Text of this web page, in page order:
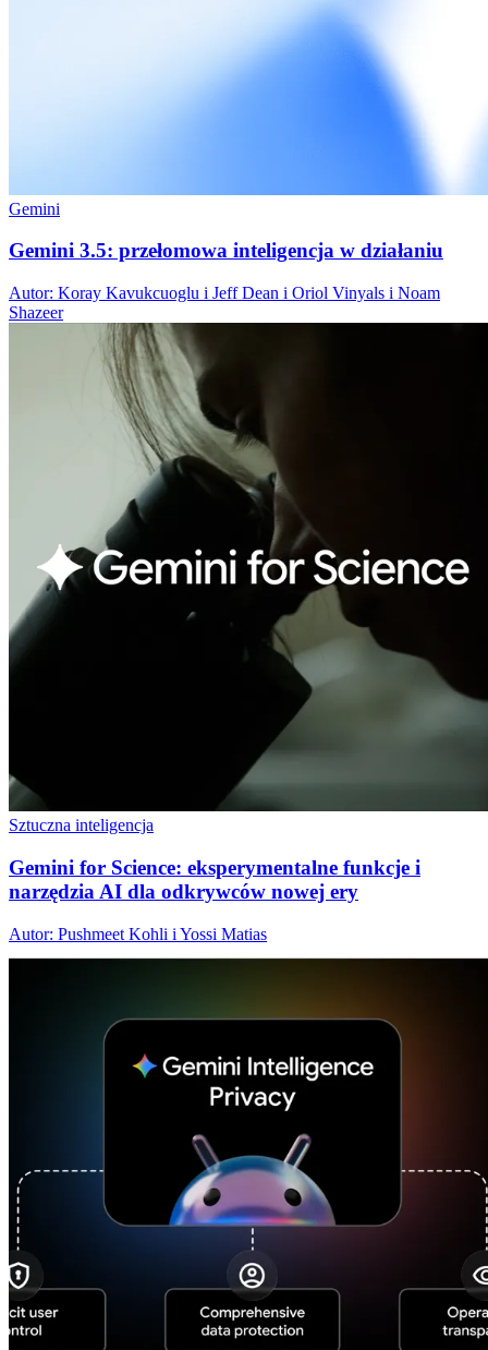
Gemini
Gemini 3.5: przełomowa inteligencja w działaniu
Autor: Koray Kavukcuoglu i Jeff Dean i Oriol Vinyals i Noam
Shazeer
Sztuczna inteligencja
Gemini for Science: eksperymentalne funkcje i
narzędzia AI dla odkrywców nowej ery
Autor: Pushmeet Kohli i Yossi Matias